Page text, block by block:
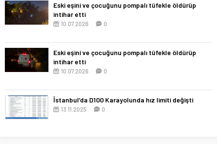
Eski eşini ve çocuğunu pompalı tüfekle öldürüp
intihar etti
10.07.2026 0
Eski eşini ve çocuğunu pompalı tüfekle öldürüp
intihar etti
10.07.2026 0
İstanbul’da D100 Karayolunda hız limiti değişti
13.11.2025 0